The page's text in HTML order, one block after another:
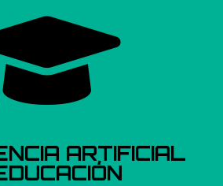
ARTIFICIAL